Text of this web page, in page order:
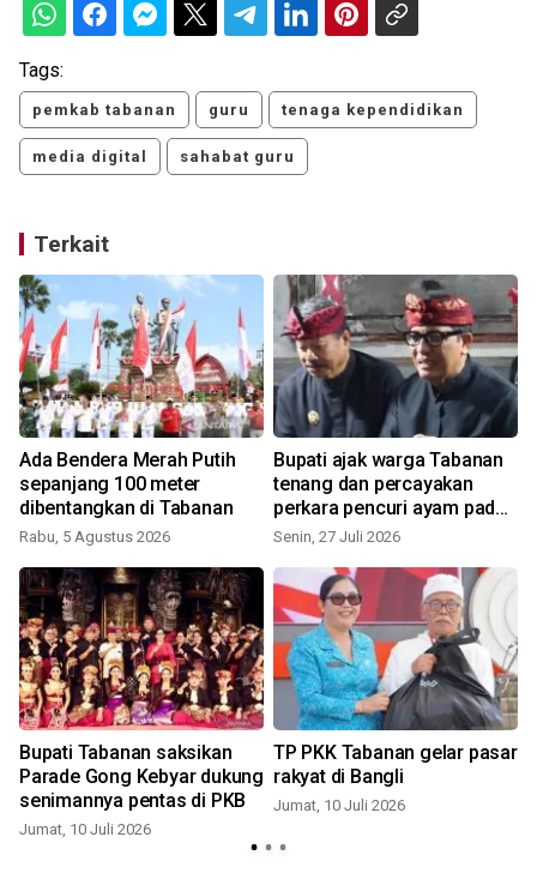
Tags:
pemkab tabanan guru tenaga kependidikan
media digital sahabat guru
Terkait
Ada Bendera Merah Putih
sepanjang 100 meter
dibentangkan di Tabanan
Rabu, 5 Agustus 2026
Bupati ajak warga Tabanan
tenang dan percayakan
perkara pencuri ayam pada
hukum
Senin, 27 Juli 2026
Bupati Tabanan saksikan
Parade Gong Kebyar dukung
senimannya pentas di PKB
Jumat, 10 Juli 2026
TP PKK Tabanan gelar pasar
rakyat di Bangli
Jumat, 10 Juli 2026